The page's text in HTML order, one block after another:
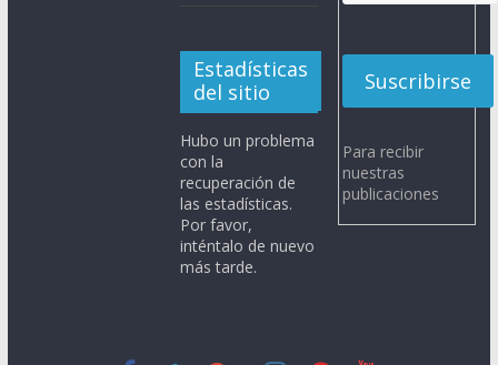
Estadísticas
del sitio
Hubo un problema
con la
recuperación de
las estadísticas.
Por favor,
inténtalo de nuevo
más tarde.
Para recibir
nuestras
publicaciones